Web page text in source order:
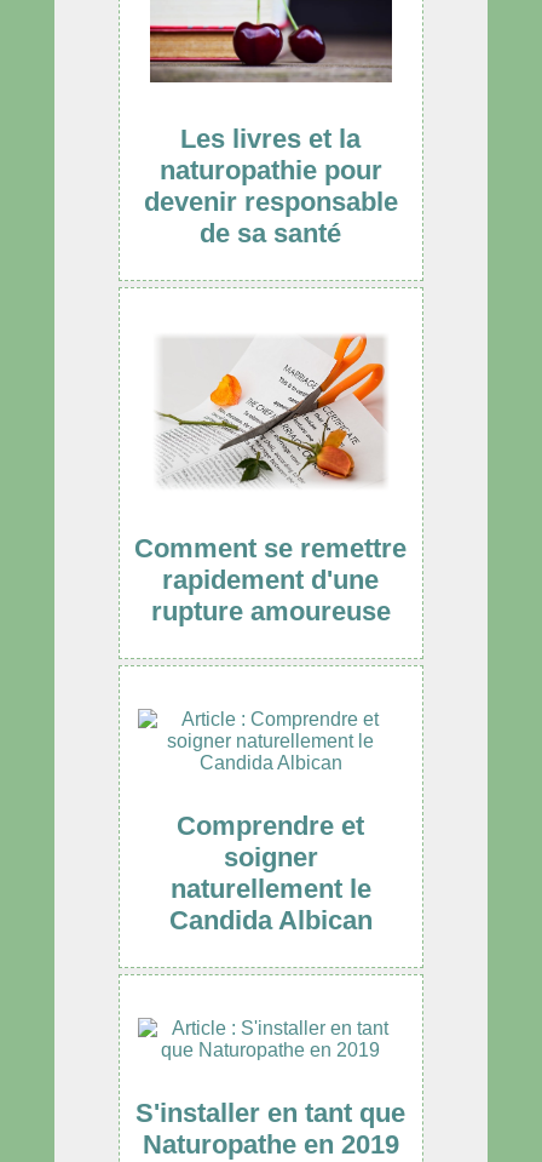
Les livres et la
naturopathie pour
devenir responsable
de sa santé
Comment se remettre
rapidement d'une
rupture amoureuse
Comprendre et
soigner
naturellement le
Candida Albican
S'installer en tant que
Naturopathe en 2019